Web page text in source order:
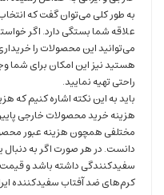
به طور کلی می‌توان گفت که
علاقه شما بستگی دارد. اگر
می‌توانید این محصولات را
هستید نیز این امکان برای شما
راحتی تهیه نمایید.
باید به این نکته اشاره کنیم که
هزینه خرید محصولات خارجی
مختلفی همچون هزینه عبور
دانست. در هر صورت اگر به
سفیدکنندگی داشته باشد و قیمت
کرم‌های ضد آفتاب سفید‌کننده